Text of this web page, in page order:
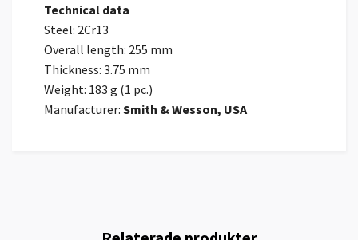
Technical data
Steel: 2Cr13
Overall length: 255 mm
Thickness: 3.75 mm
Weight: 183 g (1 pc.)
Manufacturer: Smith & Wesson, USA